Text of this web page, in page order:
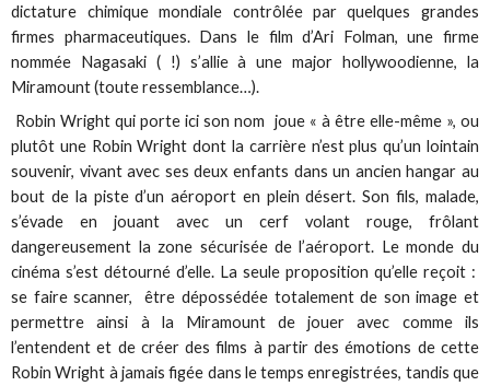
dictature chimique mondiale contrôlée par quelques grandes
firmes pharmaceutiques. Dans le film d’Ari Folman, une firme
nommée Nagasaki ( !) s’allie à une major hollywoodienne, la
Miramount (toute ressemblance…).
Robin Wright qui porte ici son nom joue « à être elle-même », ou
plutôt une Robin Wright dont la carrière n’est plus qu’un lointain
souvenir, vivant avec ses deux enfants dans un ancien hangar au
bout de la piste d’un aéroport en plein désert. Son fils, malade,
s’évade en jouant avec un cerf volant rouge, frôlant
dangereusement la zone sécurisée de l’aéroport. Le monde du
cinéma s’est détourné d’elle. La seule proposition qu’elle reçoit :
se faire scanner, être dépossédée totalement de son image et
permettre ainsi à la Miramount de jouer avec comme ils
l’entendent et de créer des films à partir des émotions de cette
Robin Wright à jamais figée dans le temps enregistrées, tandis que